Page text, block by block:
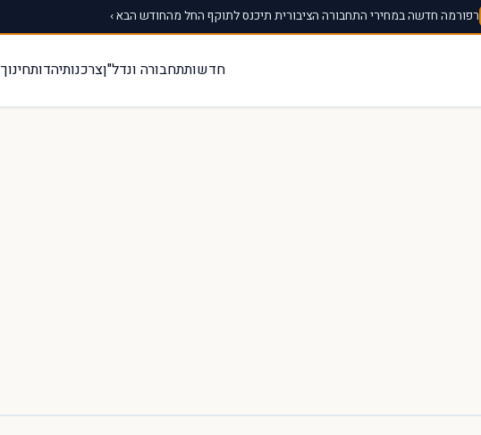
רפורמה חדשה במחירי התחבורה הציבורית תיכנס לתוקף החל מהחודש הבא ›
חדשותתחבורה ונדל"ןצרכנותיהדותחינוך